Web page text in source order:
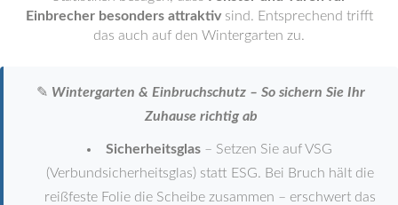
Einbrecher besonders attraktivsind. Entsprechend trifft
das auch auf den Wintergarten zu.
✎ Wintergarten & Einbruchschutz – So sichern Sie Ihr
Zuhause richtig ab
Sicherheitsglas – Setzen Sie auf VSG
(Verbundsicherheitsglas) statt ESG. Bei Bruch hält die
reißfeste Folie die Scheibe zusammen – erschwert das